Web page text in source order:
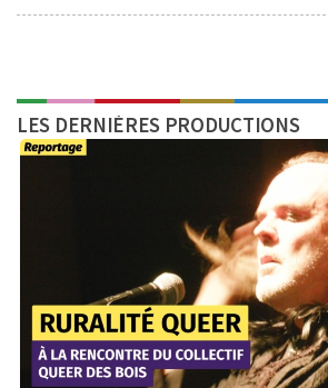
LES DERNIÈRES PRODUCTIONS